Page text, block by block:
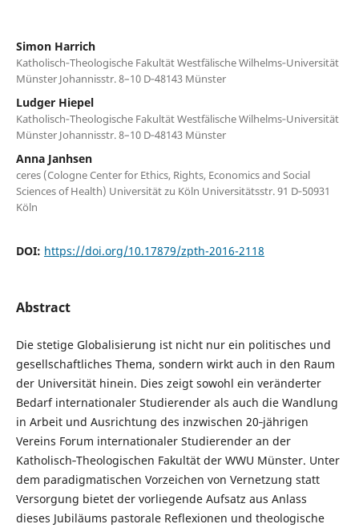
Simon Harrich
Katholisch‐Theologische Fakultät Westfälische Wilhelms‐Universität
Münster Johannisstr. 8–10 D‐48143 Münster
Ludger Hiepel
Katholisch‐Theologische Fakultät Westfälische Wilhelms‐Universität
Münster Johannisstr. 8–10 D‐48143 Münster
Anna Janhsen
ceres (Cologne Center for Ethics, Rights, Economics and Social
Sciences of Health) Universität zu Köln Universitätsstr. 91 D‐50931
Köln
DOI: https://doi.org/10.17879/zpth-2016-2118
Abstract
Die stetige Globalisierung ist nicht nur ein politisches und
gesellschaftliches Thema, sondern wirkt auch in den Raum
der Universität hinein. Dies zeigt sowohl ein veränderter
Bedarf internationaler Studierender als auch die Wandlung
in Arbeit und Ausrichtung des inzwischen 20‐jährigen
Vereins Forum internationaler Studierender an der
Katholisch‐Theologischen Fakultät der WWU Münster. Unter
dem paradigmatischen Vorzeichen von Vernetzung statt
Versorgung bietet der vorliegende Aufsatz aus Anlass
dieses Jubiläums pastorale Reflexionen und theologische